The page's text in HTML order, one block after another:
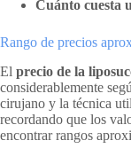
Cuánto cuesta
Rango de precios
El precio de la
considerablemente
cirujano y la técnica
recordando que los
encontrar rangos